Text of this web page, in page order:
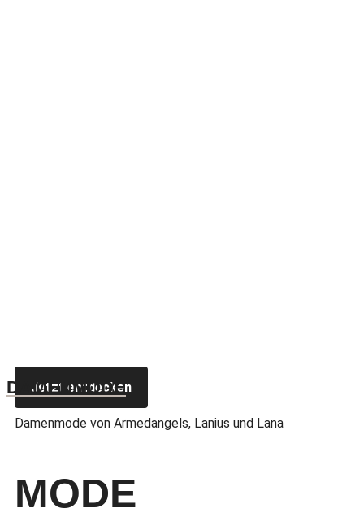
Jetzt entdecken
Damenmode von Armedangels, Lanius und Lana
MODE
DAMENMODE